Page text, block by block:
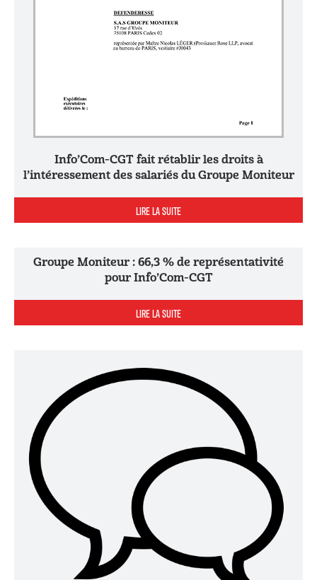
Info’Com-CGT fait rétablir les droits à
l’intéressement des salariés du Groupe Moniteur
LIRE LA SUITE
Groupe Moniteur : 66,3 % de représentativité
pour Info’Com-CGT
LIRE LA SUITE